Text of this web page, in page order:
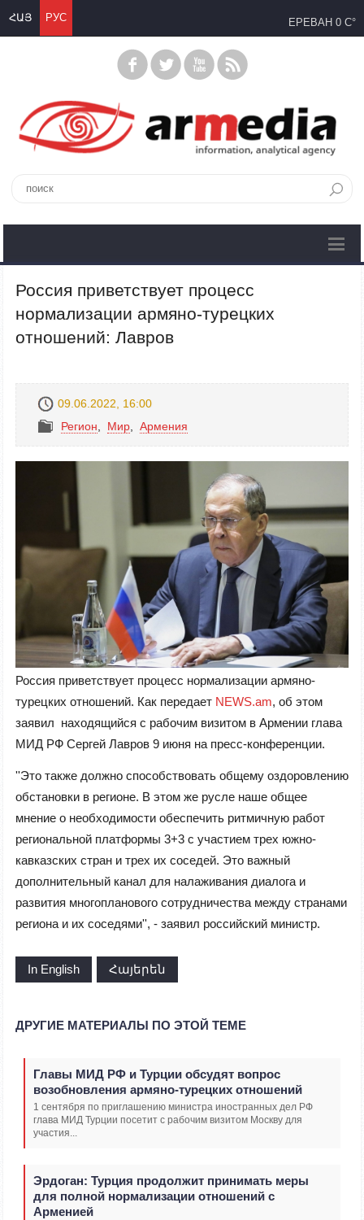
ՀԱՅ РУС ЕРЕВАН 0 C°
Россия приветствует процесс
нормализации армяно-турецких
отношений: Лавров
09.06.2022, 16:00
Регион
Mир Армения
Россия приветствует процесс нормализации армяно-
турецких отношений. Как передает NEWS.am, об этом
заявил находящийся с рабочим визитом в Армении глава
МИД РФ Сергей Лавров 9 июня на пресс-конференции.
''Это также должно способствовать общему оздоровлению
обстановки в регионе. В этом же русле наше общее
мнение о необходимости обеспечить ритмичную работ
региональной платформы 3+3 с участием трех южно-
кавказских стран и трех их соседей. Это важный
дополнительный канал для налаживания диалога и
развития многопланового сотрудничества между странами
региона и их соседями'', - заявил российский министр.
In English Հայերեն
ДРУГИЕ МАТЕРИАЛЫ ПО ЭТОЙ ТЕМЕ
Главы МИД РФ и Турции обсудят вопрос
возобновления армяно-турецких отношений
1 сентября по приглашению министра иностранных дел РФ
глава МИД Турции посетит с рабочим визитом Москву для
участия...
Эрдоган: Турция продолжит принимать меры
для полной нормализации отношений с
Арменией